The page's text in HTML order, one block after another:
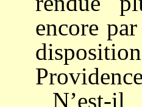
encore
N’est-il